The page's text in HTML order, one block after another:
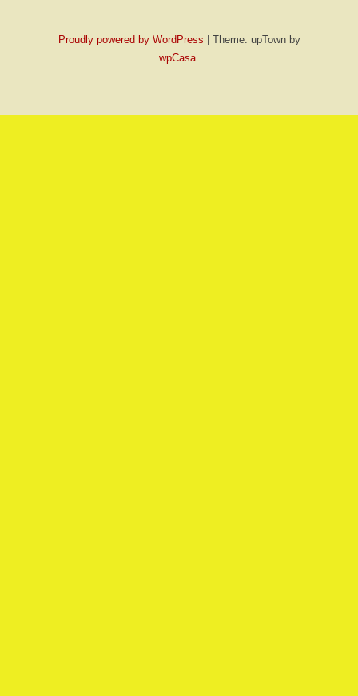
Proudly powered by WordPress
Theme: upTown by
wpCasa.